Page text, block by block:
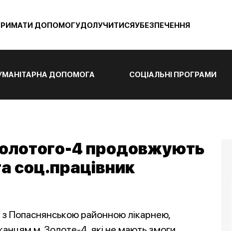
ДОПОМОГУДОЛУЧИТИСЯУБЕЗПЕЧЕННЯ
ДОПОМОГА СОЦІАЛЬНІ ПРОГРАМИ
4 продовжують
соц.працівник
з Попаснянською районною лікарнею,